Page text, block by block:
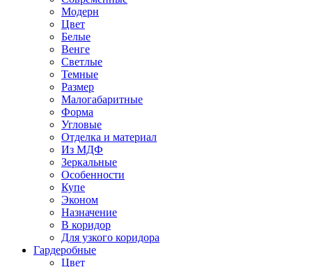
Модерн
Цвет
Белые
Венге
Светлые
Темные
Размер
Малогабаритные
Форма
Угловые
Отделка и материал
Из МДФ
Зеркальные
Особенности
Купе
Эконом
Назначение
В коридор
Для узкого коридора
Гардеробные
Цвет